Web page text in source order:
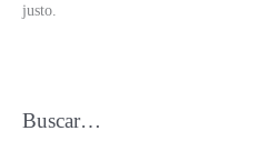
justo.
Buscar…